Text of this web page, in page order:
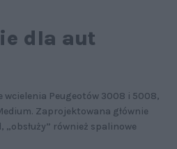
dla aut
Peugeotów 3008 i 5008,
Zaprojektowana głównie
również spalinowe